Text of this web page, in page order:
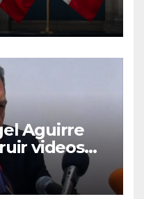
Aguirre
videos